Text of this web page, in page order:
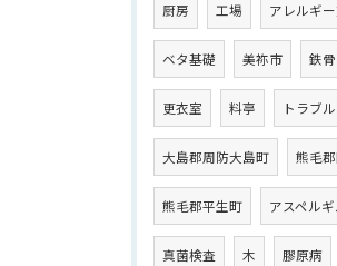
厨房 工場 アレルギ
ベタ基礎 美祢市 鉄骨
更衣室 料亭 トラブル
大島郡周防大島町 熊毛
熊毛郡平生町 アスペル
真菌検査 木 膠原病